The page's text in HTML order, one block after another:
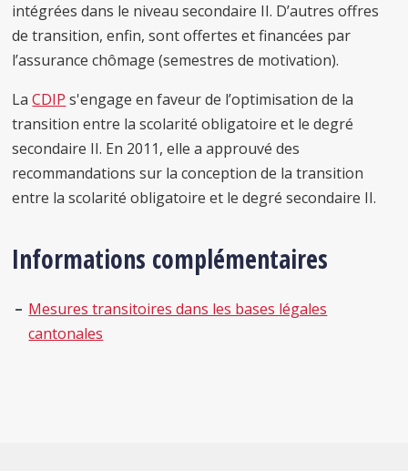
intégrées dans le niveau secondaire II. D’autres offres
de transition, enfin, sont offertes et financées par
l’assurance chômage (semestres de motivation).
LaCDIP s'engage en faveur de l’optimisation de la
transition entre la scolarité obligatoire et le degré
secondaire II. En 2011, elle a approuvé des
recommandations sur la conception de la transition
entre la scolarité obligatoire et le degré secondaire II.
Informations complémentaires
Mesures transitoires dans les bases légales
cantonales